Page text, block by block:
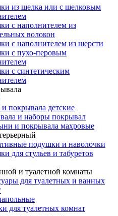
из шелка или с шелковым
с наполнителем из
волокон
с наполнителем из шерсти
с пухо-перовым
с синтетическим
покрывала детские
и наборы покрывал
и покрывала махровые
подушки и наволочки
для стульев и табуретов
и туалетной комнаты
для туалетных и ванных
для туалетных комнат